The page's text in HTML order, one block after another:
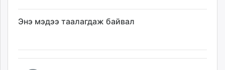
Энэ мэдээ таалагдаж байвал